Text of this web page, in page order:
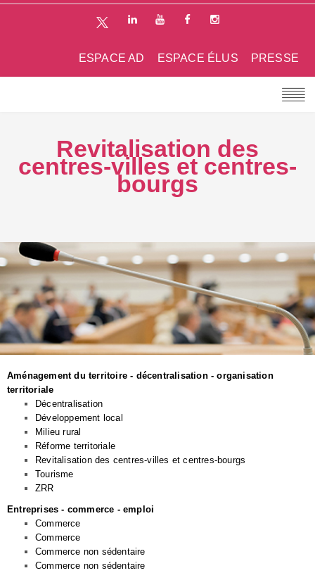
PRESSE
ESPACE ÉLUS
ESPACE AD
Revitalisation des
centres-villes et centres-
bourgs
Aménagement du territoire - décentralisation - organisation
territoriale
Décentralisation
Développement local
Milieu rural
Réforme territoriale
Revitalisation des centres-villes et centres-bourgs
Tourisme
ZRR
Entreprises - commerce - emploi
Commerce
Commerce
Commerce non sédentaire
Commerce non sédentaire